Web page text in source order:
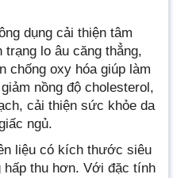
dụng cải thiện tâm
lo âu căng thẳng,
chống oxy hóa giúp làm
nồng độ cholesterol,
cải thiện sức khỏe da
ngủ.
liệu có kích thước siêu
hấp thu hơn. Với đặc tính